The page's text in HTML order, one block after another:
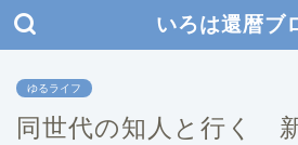
いろは還暦ブ
ゆるライフ
同世代の知人と行く